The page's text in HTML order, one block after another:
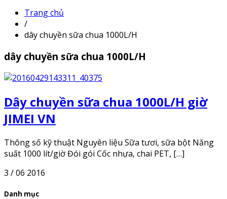
Trang chủ
/
dây chuyền sữa chua 1000L/H
dây chuyền sữa chua 1000L/H
Dây chuyền sữa chua 1000L/H giờ
JIMEI VN
Thông số kỹ thuật Nguyên liệu Sữa tươi, sữa bột Năng
suất 1000 lít/giờ Đói gói Cốc nhựa, chai PET, […]
3 / 06 2016
Danh mục